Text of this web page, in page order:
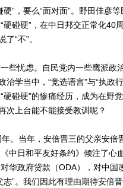
，要么“面对面”。野田佳彦等
碰硬”，在中日邦交正常化40
“不”。
忧虑。自民党内一些鹰派政
学当中，“竞选语言”与“执政
碰硬”的惨痛经历，成为在野
次上台能不能接受教训呢？
当年，安倍晋三的父亲安倍
中日和平友好条约》倾注了心
华政府贷款（ODA），对中国
”。我们因此有理由期待安倍